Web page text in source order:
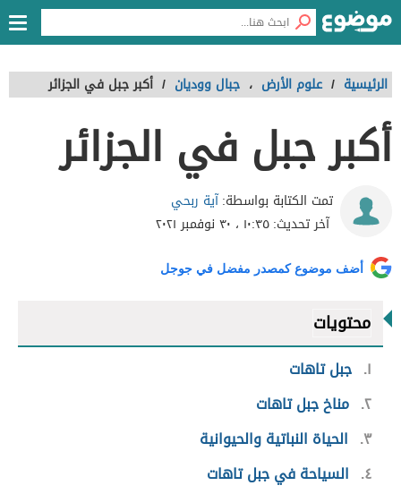
الرئيسية / علوم الأرض ، جبال ووديان / أكبر جبل في الجزائر
أكبر جبل في الجزائر
تمت الكتابة بواسطة:آية ربحي
آخر تحديث:١٠:٣٥ ، ٣٠ نوفمبر ٢٠٢١
أضف موضوع كمصدر مفضل في جوجل
محتويات
١ جبل تاهات
٢ مناخ جبل تاهات
٣
الحياة النباتية والحيوانية
٤
السياحة في جبل تاهات